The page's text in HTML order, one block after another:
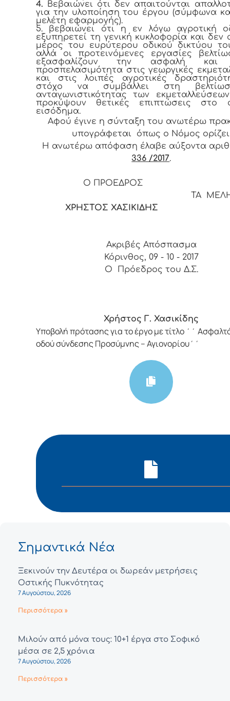
4. Βεβαιώνει ότι δεν απαιτούνται
για την υλοποίηση του έργου (σύμφωνα
μελέτη εφαρμογής).
5. βεβαιώνει ότι η εν λόγω αγροτική
εξυπηρετεί τη γενική κυκλοφορία και δεν
μέρος του ευρύτερου οδικού δικτύου
αλλά οι προτεινόμενες εργασίες
εξασφαλίζουν την ασφαλή και
προσπελασιμότητα στις γεωργικές
και στις λοιπές αγροτικές
στόχο να συμβάλλει στη
ανταγωνιστικότητας των
προκύψουν θετικές επιπτώσεις στο
εισόδημα.
Αφού έγινε η σύνταξη του ανωτέρω
υπογράφεται όπως ο Νόμος
Η ανωτέρω απόφαση έλαβε αύξοντα
336 /2017.
Ο
ΤΑ
ΧΡΗΣΤΟΣ ΧΑΣΙΚΙΔΗΣ
Ακριβές Απόσπασμα
Κόρινθος, 09 - 10 - 2017
Ο Πρόεδρος του Δ.Σ.
Χρήστος Γ. Χασικίδης
Υποβολή πρότασης για το έργο με τίτλο ΄΄
οδού σύνδεσης Προσύμνης – Αγιονορίου΄΄
Σημαντικά Νέα
Ξεκινούν την Δευτέρα οι δωρεάν μετρήσεις
Οστικής Πυκνότητας
7 Αυγούστου, 2026
Περισσότερα »
Μιλούν από μόνα τους: 10+1 έργα στο Σοφικό
μέσα σε 2,5 χρόνια
7 Αυγούστου, 2026
Περισσότερα »